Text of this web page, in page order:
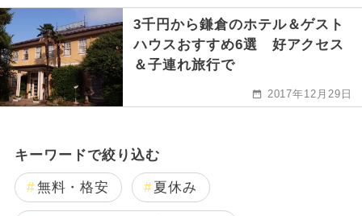
3千円から鎌倉のホテル＆ゲスト
ハウスおすすめ6選 好アクセス
＆子連れ旅行で
2017年12月29日
キーワードで絞り込む
無料・格安 夏休み